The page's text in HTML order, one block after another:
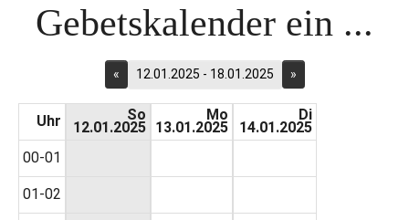
Gebetskalender ein ...
« 12.01.2025 - 18.01.2025 »
Uhr
00-01
01-02
So
12.01.2025
Mo
13.01.2025
Di
14.01.2025